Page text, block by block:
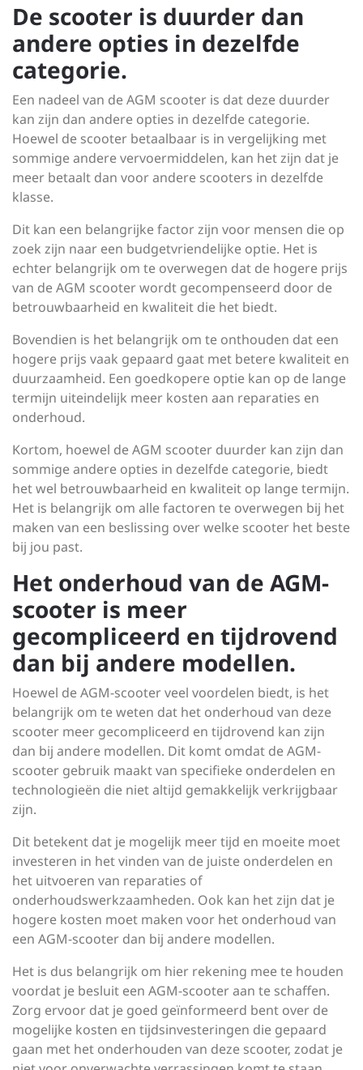
De scooter is duurder dan
andere opties in dezelfde
categorie.
Een nadeel van de AGM scooter is dat deze duurder
kan zijn dan andere opties in dezelfde categorie.
Hoewel de scooter betaalbaar is in vergelijking met
sommige andere vervoermiddelen, kan het zijn dat je
meer betaalt dan voor andere scooters in dezelfde
klasse.
Dit kan een belangrijke factor zijn voor mensen die op
zoek zijn naar een budgetvriendelijke optie. Het is
echter belangrijk om te overwegen dat de hogere prijs
van de AGM scooter wordt gecompenseerd door de
betrouwbaarheid en kwaliteit die het biedt.
Bovendien is het belangrijk om te onthouden dat een
hogere prijs vaak gepaard gaat met betere kwaliteit en
duurzaamheid. Een goedkopere optie kan op de lange
termijn uiteindelijk meer kosten aan reparaties en
onderhoud.
Kortom, hoewel de AGM scooter duurder kan zijn dan
sommige andere opties in dezelfde categorie, biedt
het wel betrouwbaarheid en kwaliteit op lange termijn.
Het is belangrijk om alle factoren te overwegen bij het
maken van een beslissing over welke scooter het beste
bij jou past.
Het onderhoud van de AGM-
scooter is meer
gecompliceerd en tijdrovend
dan bij andere modellen.
Hoewel de AGM-scooter veel voordelen biedt, is het
belangrijk om te weten dat het onderhoud van deze
scooter meer gecompliceerd en tijdrovend kan zijn
dan bij andere modellen. Dit komt omdat de AGM-
scooter gebruik maakt van specifieke onderdelen en
technologieën die niet altijd gemakkelijk verkrijgbaar
zijn.
Dit betekent dat je mogelijk meer tijd en moeite moet
investeren in het vinden van de juiste onderdelen en
het uitvoeren van reparaties of
onderhoudswerkzaamheden. Ook kan het zijn dat je
hogere kosten moet maken voor het onderhoud van
een AGM-scooter dan bij andere modellen.
Het is dus belangrijk om hier rekening mee te houden
voordat je besluit een AGM-scooter aan te schaffen.
Zorg ervoor dat je goed geïnformeerd bent over de
mogelijke kosten en tijdsinvesteringen die gepaard
gaan met het onderhouden van deze scooter, zodat je